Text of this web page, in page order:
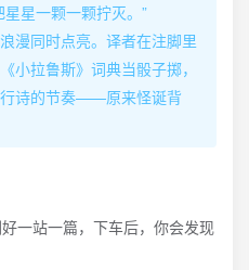
星一颗一颗拧灭。”
漫同时点亮。译者在注脚里
小拉鲁斯》词典当骰子掷，
诗的节奏——原来怪诞背
一站一篇，下车后，你会发现